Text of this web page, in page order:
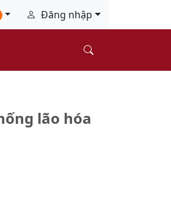
Đăng nhập
lão hóa